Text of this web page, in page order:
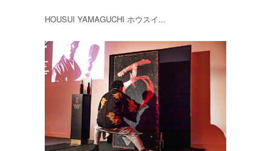
HOUSUI YAMAGUCHI ホウスイ...